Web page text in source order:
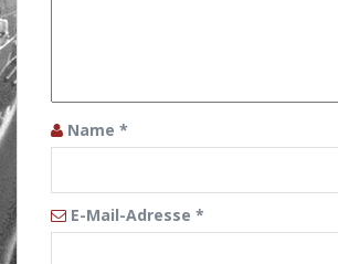
Name *
E-Mail-Adresse *